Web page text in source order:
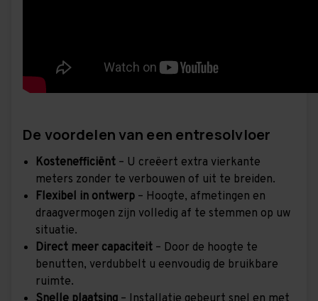
De voordelen van een entresolvloer
Kostenefficiënt – U creëert extra vierkante
meters zonder te verbouwen of uit te breiden.
Flexibel in ontwerp – Hoogte, afmetingen en
draagvermogen zijn volledig af te stemmen op uw
situatie.
Direct meer capaciteit – Door de hoogte te
benutten, verdubbelt u eenvoudig de bruikbare
ruimte.